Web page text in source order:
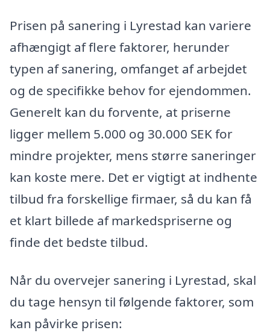
Prisen på sanering i Lyrestad kan variere
afhængigt af flere faktorer, herunder
typen af sanering, omfanget af arbejdet
og de specifikke behov for ejendommen.
Generelt kan du forvente, at priserne
ligger mellem 5.000 og 30.000 SEK for
mindre projekter, mens større saneringer
kan koste mere. Det er vigtigt at indhente
tilbud fra forskellige firmaer, så du kan få
et klart billede af markedspriserne og
finde det bedste tilbud.
Når du overvejer sanering i Lyrestad, skal
du tage hensyn til følgende faktorer, som
kan påvirke prisen: